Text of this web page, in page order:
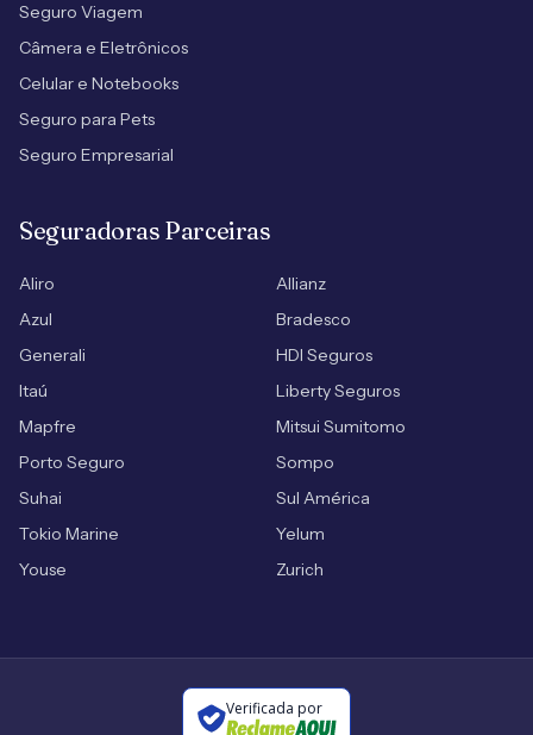
Seguro Viagem
Câmera e Eletrônicos
Celular e Notebooks
Seguro para Pets
Seguro Empresarial
Seguradoras Parceiras
Aliro
Allianz
Azul
Bradesco
Generali
HDI Seguros
Itaú
Liberty Seguros
Mapfre
Mitsui Sumitomo
Porto Seguro
Sompo
Suhai
Sul América
Tokio Marine
Yelum
Youse
Zurich
Verificada por